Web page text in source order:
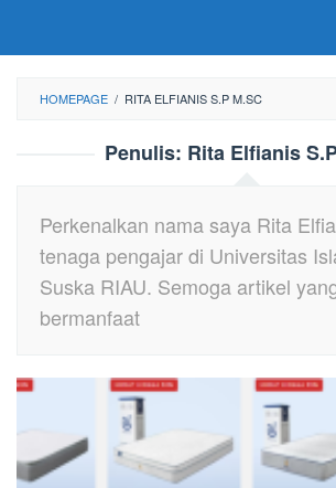
HOMEPAGE / RITA ELFIANIS S.P M.SC
Penulis: Rita Elfianis
Perkenalkan nama saya Rita
tenaga pengajar di Universitas
Suska RIAU. Semoga artikel
bermanfaat